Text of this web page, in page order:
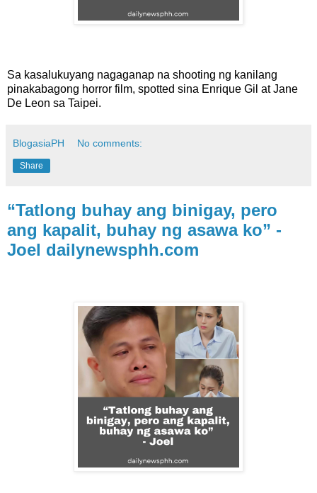
Sa kasalukuyang nagaganap na shooting ng kanilang
pinakabagong horror film, spotted sina Enrique Gil at Jane
De Leon sa Taipei.
BlogasiaPH No comments:
Share
“Tatlong buhay ang binigay, pero
ang kapalit, buhay ng asawa ko” -
Joel dailynewsphh.com